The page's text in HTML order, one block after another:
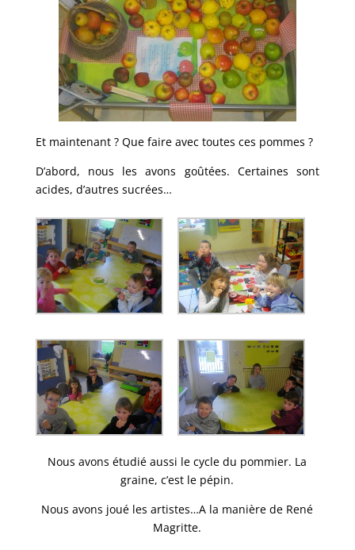
Et maintenant ? Que faire avec toutes ces pommes ?
D’abord, nous les avons goûtées. Certaines sont
acides, d’autres sucrées…
Nous avons étudié aussi le cycle du pommier. La
graine, c’est le pépin.
Nous avons joué les artistes…A la manière de René
Magritte.